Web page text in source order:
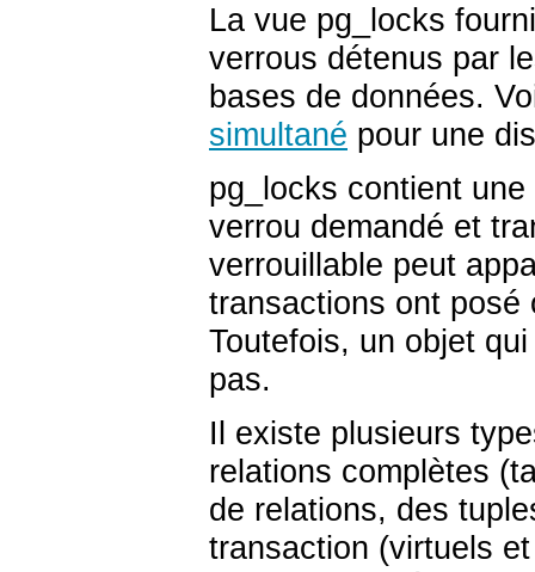
La vue pg_locks
verrous détenus par
bases de données.
simultané pour une
pg_locks contient
verrou demandé et
verrouillable peut
transactions ont posé
Toutefois, un objet
pas.
Il existe plusieurs
relations complètes
de relations, des
transaction (virtuels